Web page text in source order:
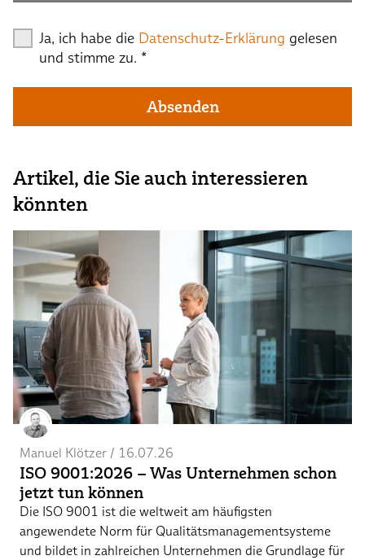
Ja, ich habe die Datenschutz-Erklärung gelesen
und stimme zu. *
Absenden
Artikel, die Sie auch interessieren
könnten
Manuel Klötzer / 16.07.26
ISO 9001:2026 – Was Unternehmen schon
jetzt tun können
Die ISO 9001 ist die weltweit am häufigsten
angewendete Norm für Qualitätsmanagementsysteme
und bildet in zahlreichen Unternehmen die Grundlage für